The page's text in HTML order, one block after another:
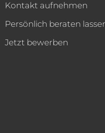
Kontakt aufnehmen
Persönlich beraten
Jetzt bewerben